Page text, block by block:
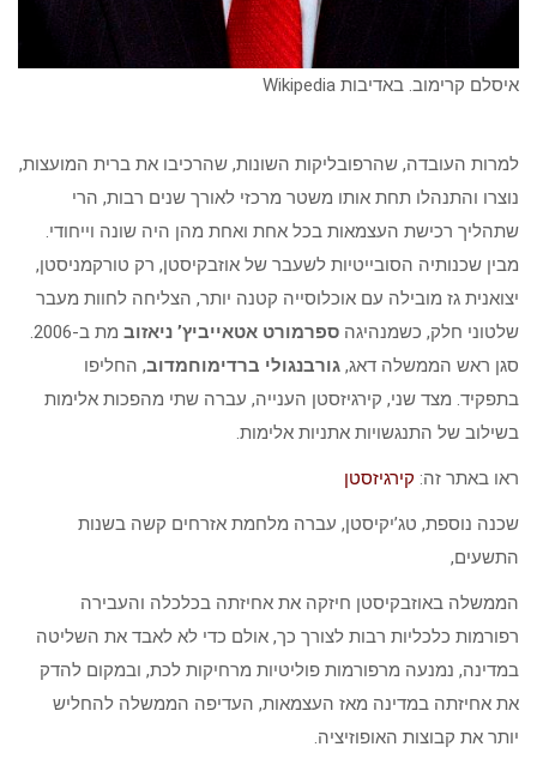
איסלם קרימוב. באדיבות Wikipedia
למרות העובדה, שהרפובליקות השונות, שהרכיבו את ברית המועצות,
נוצרו והתנהלו תחת אותו משטר מרכזי לאורך שנים רבות, הרי
שתהליך רכישת העצמאות בכל אחת ואחת מהן היה שונה וייחודי.
מבין שכנותיה הסובייטיות לשעבר של אוזבקיסטן, רק טורקמניסטן,
יצואנית גז מובילה עם אוכלוסייה קטנה יותר, הצליחה לחוות מעבר
שלטוני חלק, כשמנהיגה ספרמורט אטאייביץ’ ניאזוב
מת ב-2006.
סגן ראש הממשלה דאג, גורבנגולי ברדימוחמדוב, החליפו
בתפקיד. מצד שני, קירגיזסטן הענייה, עברה שתי מהפכות אלימות
בשילוב של התנגשויות אתניות אלימות.
ראו באתר זה: קירגיזסטן
שכנה נוספת, טג’יקיסטן, עברה מלחמת אזרחים קשה בשנות
התשעים,
הממשלה באוזבקיסטן חיזקה את אחיזתה בכלכלה והעבירה
רפורמות כלכליות רבות לצורך כך, אולם כדי לא לאבד את השליטה
במדינה, נמנעה מרפורמות פוליטיות מרחיקות לכת, ובמקום להדק
את אחיזתה במדינה מאז העצמאות, העדיפה הממשלה להחליש
יותר את קבוצות האופוזיציה.